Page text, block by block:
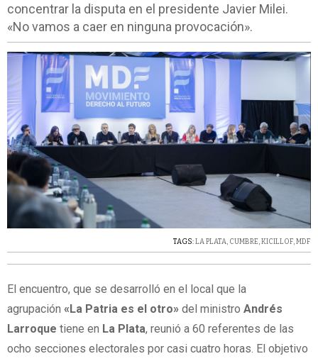
concentrar la disputa en el presidente Javier Milei.
«No vamos a caer en ninguna provocación».
TAGS:LA PLATA, CUMBRE,KICILLOF,MDF
El encuentro, que se desarrolló en el local que la
agrupación «La Patria es el otro» del ministro Andrés
Larroque tiene en La Plata, reunió a 60 referentes de las
ocho secciones electorales por casi cuatro horas. El objetivo